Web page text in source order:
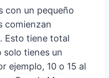
con un pequeño
comienzan
Esto tiene total
solo tienes un
ejemplo, 10 o 15 al